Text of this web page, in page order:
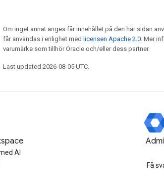
Om inget annat anges får innehållet på den här sidan
får användas i enlighet med licensen Apache 2.0. Mer
varumärke som tillhör Oracle och/eller dess partner.
Last updated 2026-08-05 UTC.
AI
Få